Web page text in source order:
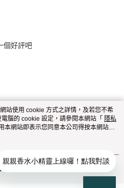
個好評吧
站使用 cookie 方式之詳情，及若您不希
腦的 cookie 設定，請參閱本網站「 隱私
本網站即表示您同意本公司得按本網站使
道了